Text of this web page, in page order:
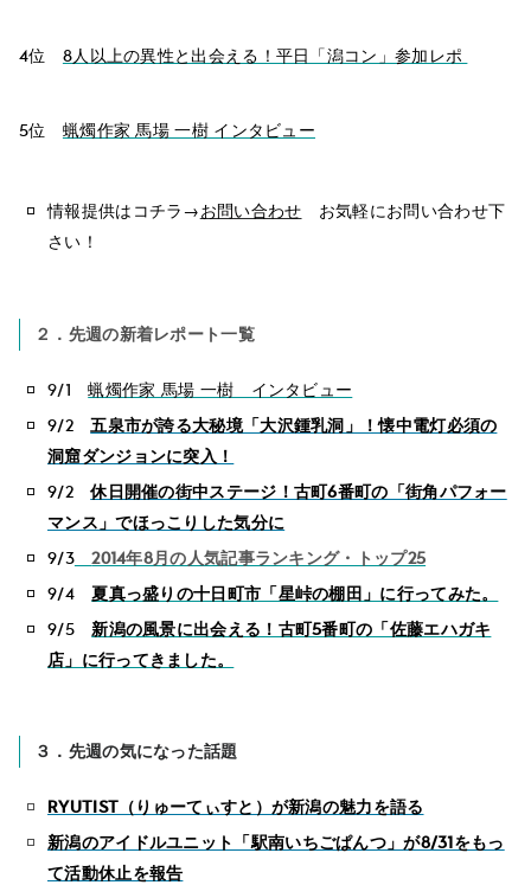
4位 8人以上の異性と出会える！平日「潟コン」参加レポ
5位 蝋燭作家 馬場 一樹 インタビュー
情報提供はコチラ→お問い合わせ お気軽にお問い合わせ下
さい！
２．先週の新着レポート一覧
9/1蝋燭作家 馬場 一樹 インタビュー
9/2五泉市が誇る大秘境「大沢鍾乳洞」！懐中電灯必須の
洞窟ダンジョンに突入！
9/2休日開催の街中ステージ！古町6番町の「街角パフォー
マンス」でほっこりした気分に
9/3
2014年8月の人気記事ランキング・トップ25
9/4夏真っ盛りの十日町市「星峠の棚田」に行ってみた。
9/5新潟の風景に出会える！古町5番町の「佐藤エハガキ
店」に行ってきました。
３．先週の気になった話題
RYUTist（りゅーてぃすと）が新潟の魅力を語る
新潟のアイドルユニット「駅南いちごぱんつ」が8/31をもっ
て活動休止を報告